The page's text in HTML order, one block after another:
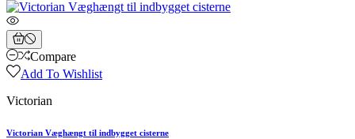
Compare
Add To Wishlist
Victorian
Victorian Væghængt til indbygget cisterne